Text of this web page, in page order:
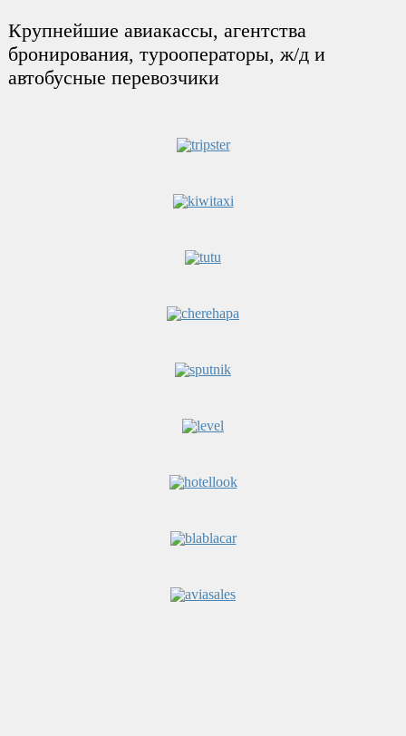
Крупнейшие авиакассы, агентства
бронирования, турооператоры, ж/д и
автобусные перевозчики